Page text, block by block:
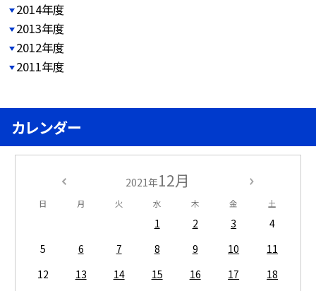
2014年度
2013年度
2012年度
2011年度
カレンダー
2021年12月
日 月 火 水 木 金 土
1 2 3
4
5
6 7 8 9 10
11
12
13 14 15 16 17
18